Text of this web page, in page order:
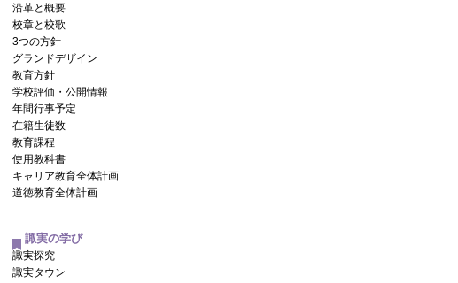
沿革と概要
校章と校歌
3つの方針
グランドデザイン
教育方針
学校評価・公開情報
年間行事予定
在籍生徒数
教育課程
使用教科書
キャリア教育全体計画
道徳教育全体計画
諏実の学び
諏実探究
諏実タウン